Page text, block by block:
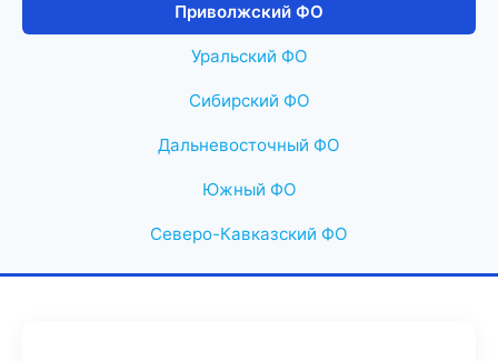
Приволжский ФО
Уральский ФО
Сибирский ФО
Дальневосточный ФО
Южный ФО
Северо-Кавказский ФО